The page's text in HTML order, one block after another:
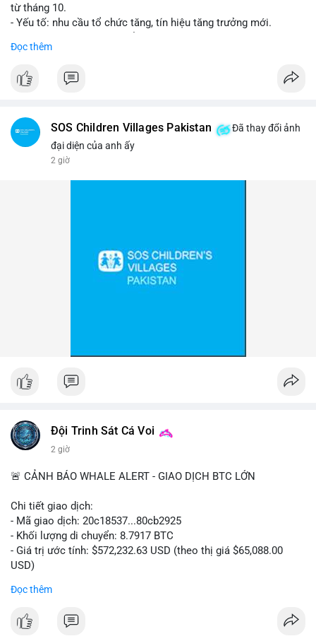
từ tháng 10.
- Yếu tố: nhu cầu tổ chức tăng, tín hiệu tăng trưởng mới.
dẫn.
#binancesquare
#vlikevn #titanbot
Đọc thêm
SOS Children Villages Pakistan
Đã thay đổi ảnh
đại diện của anh ấy
2 giờ
Đội Trinh Sát Cá Voi
2 giờ
🚨 CẢNH BÁO WHALE ALERT - GIAO DỊCH BTC LỚN
Chi tiết giao dịch:
- Mã giao dịch: 20c18537...80cb2925
- Khối lượng di chuyển: 8.7917 BTC
- Giá trị ước tính: $572,232.63 USD (theo thị giá $65,088.00
USD)
Khối lượng 8.79 BTC tương đương hơn nửa triệu USD được di
Đọc thêm